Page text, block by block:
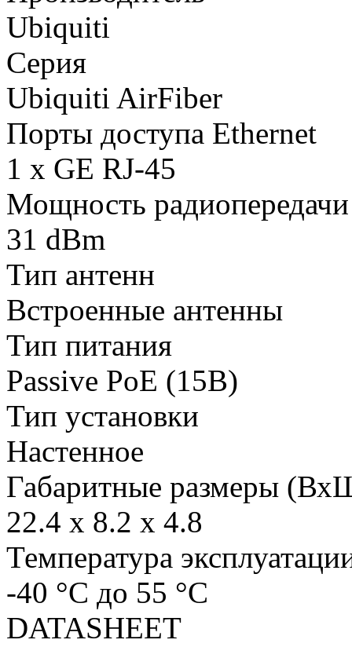
Ubiquiti
Серия
Ubiquiti AirFiber
Порты доступа Ethernet
1 x GE RJ-45
Мощность радиопередачи
31 dBm
Тип антенн
Встроенные антенны
Тип питания
Passive PoE (15В)
Тип установки
Настенное
Габаритные размеры
22.4 x 8.2 x 4.8
Температура
-40 °C до 55 °C
DATASHEET